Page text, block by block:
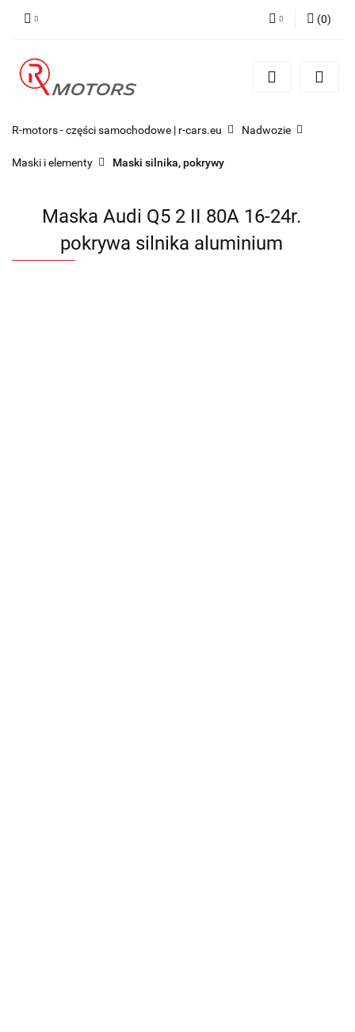
Zarejestruj się
(0)
R-motors - części samochodowe | r-cars.eu Nadwozie
Maski i elementy Maski silnika, pokrywy
Maska Audi Q5 2 II 80A 16-24r.
pokrywa silnika aluminium